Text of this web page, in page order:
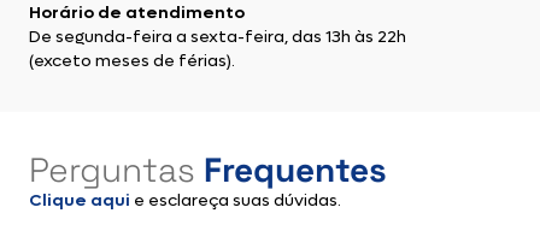
Horário de atendimento
De segunda-feira a sexta-feira, das 13h às 22h
(exceto meses de férias).
Perguntas Frequentes
Clique aqui e esclareça suas dúvidas.